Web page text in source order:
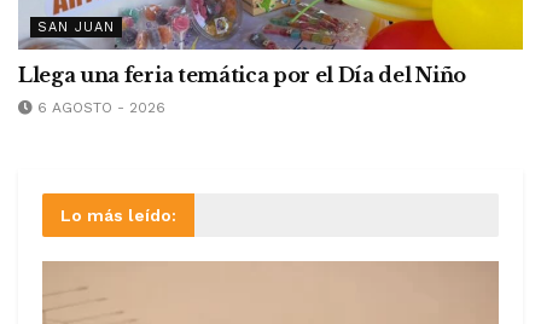
SAN JUAN
Llega una feria temática por el Día del Niño
6 AGOSTO - 2026
Lo más leído: